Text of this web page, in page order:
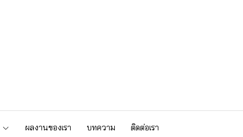
ผลงานของเรา บทความ ติดต่อเรา